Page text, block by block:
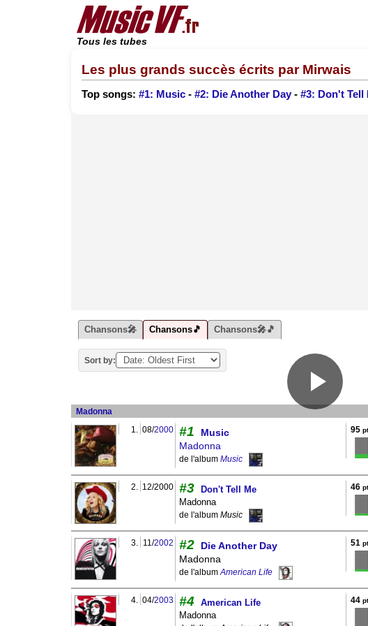
Tous les tubes
Les plus grands succès écrits par Mirwais
Top songs: #1: Music - #2: Die Another Day - #3: Don't Tell
Chansons🎤 Chansons🎵 Chansons🎤🎵
Sort by:
Madonna
1. 08/2000 #1
Music
Madonna
de l'album Music
95
2. 12/2000 #3
Don't Tell Me
Madonna
de l'album Music
46
3. 11/2002 #2
Die Another Day
Madonna
de l'albumAmerican Life
51
4. 04/2003 #4 American Life
Madonna
44